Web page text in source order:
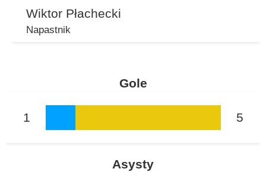
Wiktor Płachecki
Napastnik
Gole
1 5
Asysty